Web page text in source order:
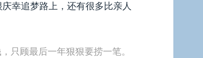
幸追梦路上，还有很多比亲人
只顾最后一年狠狠要捞一笔。